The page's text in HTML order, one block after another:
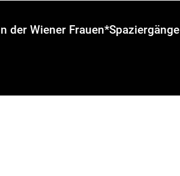
der Wiener Frauen*Spaziergänge